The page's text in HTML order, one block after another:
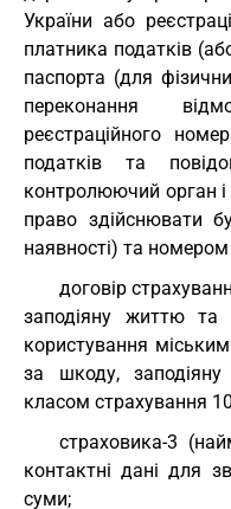
України або
платника податків
паспорта (для
переконання
реєстраційного
податків та
контролюючий орган і
право здійснювати
наявності) та
договір
заподіяну життю та
користування
за шкоду,
класом страхування
страховика-3
контактні дані для
суми;